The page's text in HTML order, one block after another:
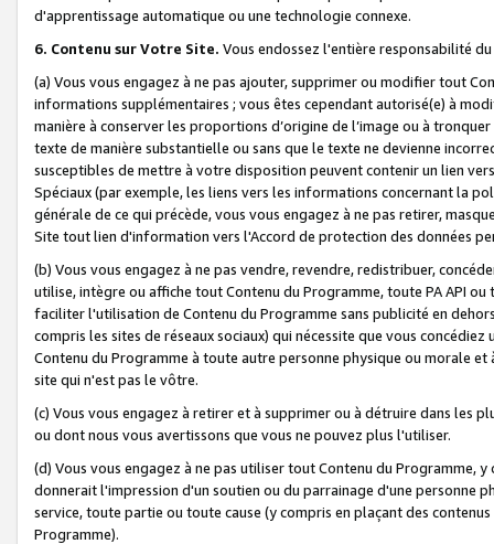
d'apprentissage automatique ou une technologie connexe.
6. Contenu sur Votre Site. Vous endossez l'entière responsabilité
(a) Vous vous engagez à ne pas ajouter, supprimer ou modifier tout
informations supplémentaires ; vous êtes cependant autorisé(e) à
manière à conserver les proportions d’origine de l’image ou à
texte de manière substantielle ou sans que le texte ne devienne
susceptibles de mettre à votre disposition peuvent contenir un lien
Spéciaux (par exemple, les liens vers les informations concernant la
générale de ce qui précède, vous vous engagez à ne pas retirer,
Site tout lien d'information vers l'Accord de protection des données
(b) Vous vous engagez à ne pas vendre, revendre, redistribuer,
utilise, intègre ou affiche tout Contenu du Programme, toute PA API
faciliter l'utilisation de Contenu du Programme sans publicité en
compris les sites de réseaux sociaux) qui nécessite que vous
Contenu du Programme à toute autre personne physique ou morale
site qui n'est pas le vôtre.
(c) Vous vous engagez à retirer et à supprimer ou à détruire dans les
ou dont nous vous avertissons que vous ne pouvez plus l'utiliser.
(d) Vous vous engagez à ne pas utiliser tout Contenu du Programme,
donnerait l'impression d'un soutien ou du parrainage d'une personne
service, toute partie ou toute cause (y compris en plaçant des
Programme).